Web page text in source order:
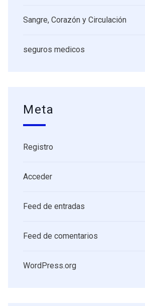
Sangre, Corazón y Circulación
seguros medicos
Meta
Registro
Acceder
Feed de entradas
Feed de comentarios
WordPress.org